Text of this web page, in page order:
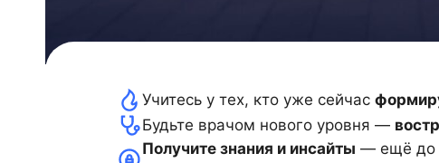
Учитесь у тех, кто уже сейчас
Будьте врачом нового уровня —
Получите знания и инсайты — ещё до